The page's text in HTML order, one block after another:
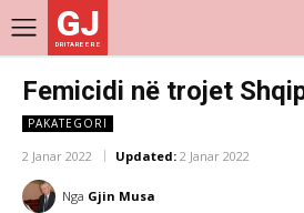
GJ
DRITARE E RE
Femicidi në trojet
PAKATEGORI
2 Janar 2022 Updated: 2 Janar 2022
Nga Gjin Musa